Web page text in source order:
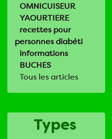
OMNICUISEUR
YAOURTIERE
recettes pour
personnes diabéti
informations
BUCHES
Tous les articles
Types